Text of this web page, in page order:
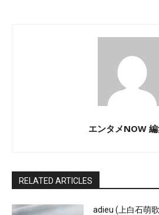
エンタメNOW
RELATED ARTICLES
adieu (上白石萌